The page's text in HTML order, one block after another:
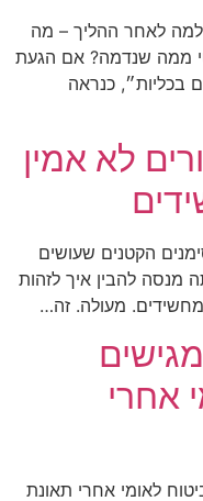
לאחר ההליך – מה
ממה שנדמה? אם הגעת
בכליות״, כנראה
לא אמין
הקטנים שעושים
מנסה להבין איך לזהות
מעולה. זה…
אחרי
לאומי אחרי תאונת